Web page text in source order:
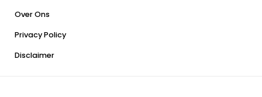
Over Ons
Privacy Policy
Disclaimer